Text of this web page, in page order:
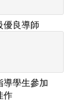
優良導師
導學生參加
作